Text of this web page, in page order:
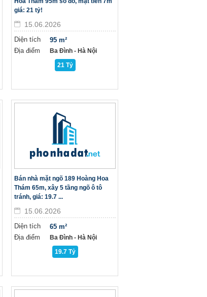
giá: 21 tỷ!
15.06.2026
Diện tích
Địa điểm
95 m²
Ba Đình - Hà Nội
21 Tỷ
Bán nhà mặt ngõ 189 Hoàng Hoa
Thám 65m, xây 5 tầng ngõ ô tô
tránh, giá: 19.7 ...
15.06.2026
Diện tích
Địa điểm
65 m²
Ba Đình - Hà Nội
19.7 Tỷ